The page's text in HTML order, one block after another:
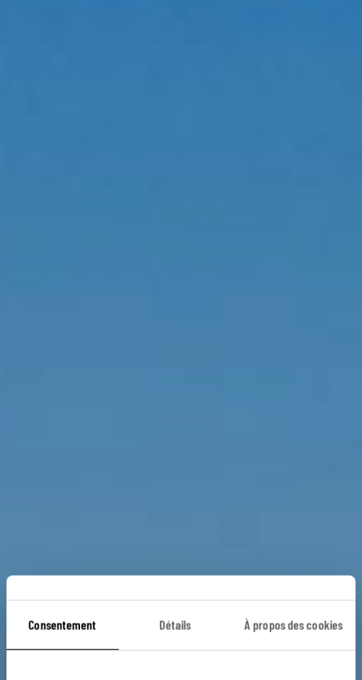
Consentement Détails À propos des cookies